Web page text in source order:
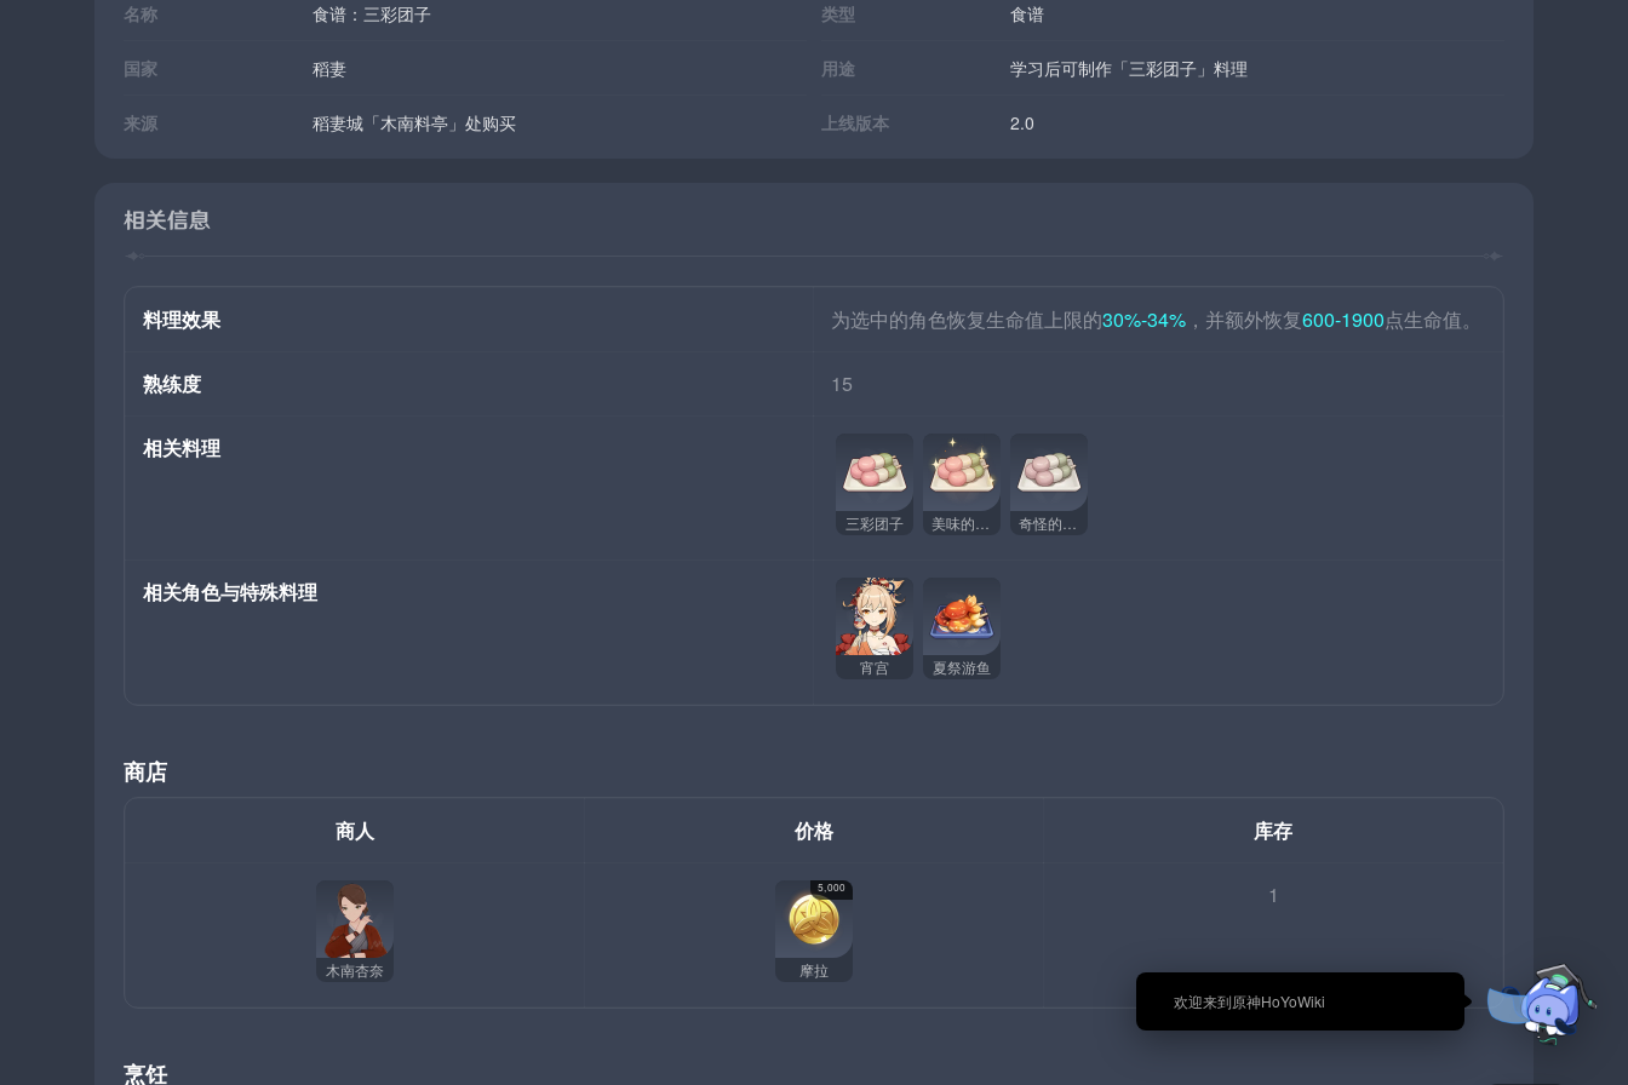
🎉 欢迎来到原神HoYoWiki
名称 食谱：三彩团子 类型 食谱
国家 稻妻 用途 学习后可制作「三彩团子」料理
来源 稻妻城「木南料亭」处购买 上线版本 2.0
相关信息
料理效果 为选中的角色恢复生命值上限的30%-34% ，并额外恢复600-1900点生命值。
熟练度 15
相关料理
三彩团子
相关角色与特殊料理
宵宫 夏祭游鱼
商店
商人 价格 库存
木南杏奈
5,000
摩拉
1
烹饪